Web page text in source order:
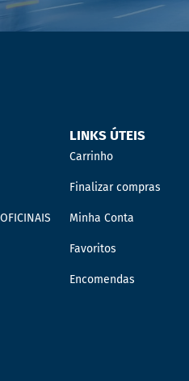
LINKS ÚTEIS
Carrinho
Finalizar compras
Minha Conta
Favoritos
Encomendas